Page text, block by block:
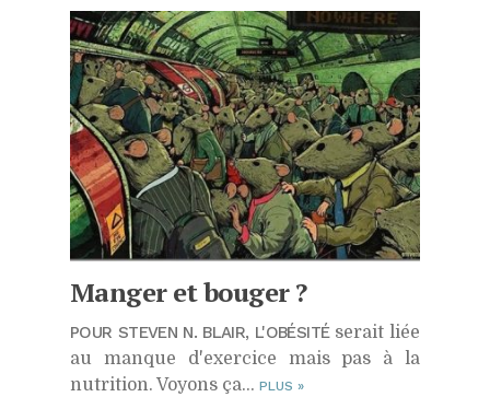
Manger et bouger ?
POUR STEVEN N. BLAIR, L'OBÉSITÉserait liée
au manque d'exercice mais pas à la
nutrition. Voyons ça... PLUS »